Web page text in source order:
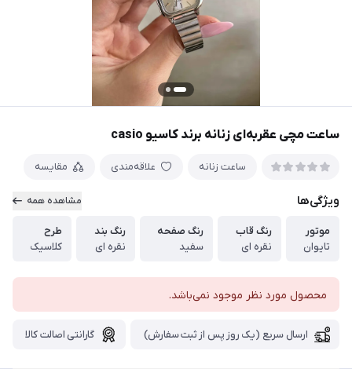
ساعت مچی عقربه‌ای زنانه برند کاسیو casio
ساعت زنانه علاقه‌مندی مقایسه
ویژگی‌ها مشاهده همه
موتور
تایوان
رنگ قاب
نقره ای
رنگ صفحه
سفید
رنگ بند
نقره ای
طرح
کلاسیک
محصول مورد نظر موجود نمی‌باشد.
ارسال سریع (یک روز پس از ثبت سفارش) گارانتی اصالت کالا